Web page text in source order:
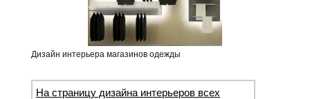
Дизайн интерьера магазинов одежды
На страницу дизайна интерьеров всех